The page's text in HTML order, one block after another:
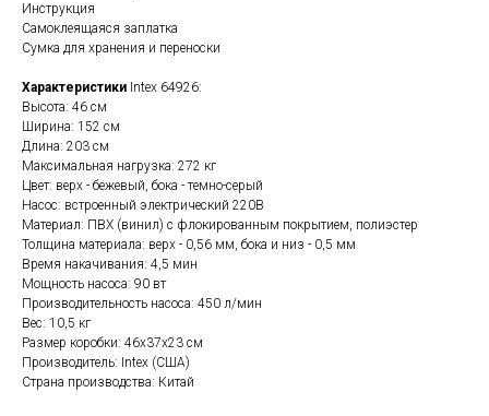
Инструкция
Самоклеящаяся заплатка
Сумка для хранения и переноски
Характеристики Intex 64926:
Высота: 46 см
Ширина: 152 см
Длина: 203 см
Максимальная нагрузка: 272 кг
Цвет: верх - бежевый, бока - темно-серый
Насос: встроенный электрический 220В
Материал: ПВХ (винил) с флокированным покрытием, полиэстер
Толщина материала: верх - 0,56 мм, бока и низ - 0,5 мм
Время накачивания: 4,5 мин
Мощность насоса: 90 вт
Производительность насоса: 450 л/мин
Вес: 10,5 кг
Размер коробки: 46х37х23 см
Производитель: Intex (США)
Страна производства: Китай